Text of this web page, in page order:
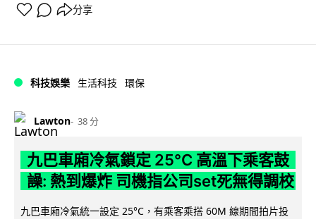
分享
科技娛樂 生活科技 環保
Lawton 38 分
九巴車廂冷氣鎖定 25°C 高溫下乘客鼓
譟: 熱到爆炸 司機指公司set死無得調校
九巴車廂冷氣統一設定 25°C，有乘客乘搭 60M 線期間拍片投